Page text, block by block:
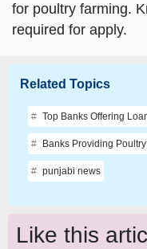
for poultry farming.
required for apply.
Related Topics
Top Banks Offering
Banks Providing
punjabi news
Like this